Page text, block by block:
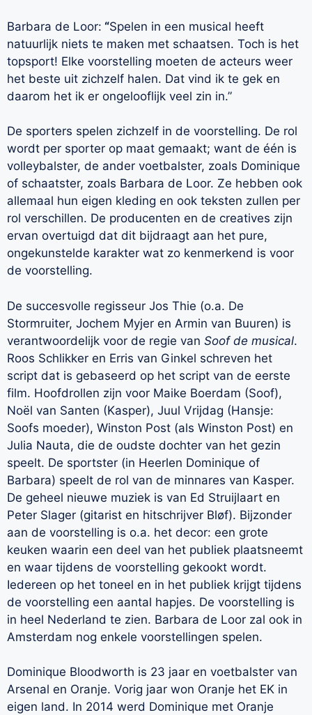
Barbara de Loor: “Spelen in een musical heeft
natuurlijk niets te maken met schaatsen. Toch is het
topsport! Elke voorstelling moeten de acteurs weer
het beste uit zichzelf halen. Dat vind ik te gek en
daarom het ik er ongelooflijk veel zin in.”
De sporters spelen zichzelf in de voorstelling. De rol
wordt per sporter op maat gemaakt; want de één is
volleybalster, de ander voetbalster, zoals Dominique
of schaatster, zoals Barbara de Loor. Ze hebben ook
allemaal hun eigen kleding en ook teksten zullen per
rol verschillen. De producenten en de creatives zijn
ervan overtuigd dat dit bijdraagt aan het pure,
ongekunstelde karakter wat zo kenmerkend is voor
de voorstelling.
De succesvolle regisseur Jos Thie (o.a. De
Stormruiter, Jochem Myjer en Armin van Buuren) is
verantwoordelijk voor de regie van Soof de musical.
Roos Schlikker en Erris van Ginkel schreven het
script dat is gebaseerd op het script van de eerste
film. Hoofdrollen zijn voor Maike Boerdam (Soof),
Noël van Santen (Kasper), Juul Vrijdag (Hansje:
Soofs moeder), Winston Post (als Winston Post) en
Julia Nauta, die de oudste dochter van het gezin
speelt. De sportster (in Heerlen Dominique of
Barbara) speelt de rol van de minnares van Kasper.
De geheel nieuwe muziek is van Ed Struijlaart en
Peter Slager (gitarist en hitschrijver Bløf). Bijzonder
aan de voorstelling is o.a. het decor: een grote
keuken waarin een deel van het publiek plaatsneemt
en waar tijdens de voorstelling gekookt wordt.
Iedereen op het toneel en in het publiek krijgt tijdens
de voorstelling een aantal hapjes. De voorstelling is
in heel Nederland te zien. Barbara de Loor zal ook in
Amsterdam nog enkele voorstellingen spelen.
Dominique Bloodworth is 23 jaar en voetbalster van
Arsenal en Oranje. Vorig jaar won Oranje het EK in
eigen land. In 2014 werd Dominique met Oranje